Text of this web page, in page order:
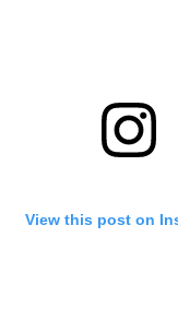
View this post on